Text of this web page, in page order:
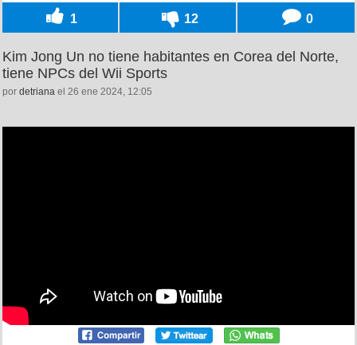
1 12 0
Kim Jong Un no tiene habitantes en Corea del Norte,
tiene NPCs del Wii Sports
por detriana el 26 ene 2024, 12:05